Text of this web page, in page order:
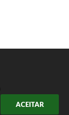
ACEITAR